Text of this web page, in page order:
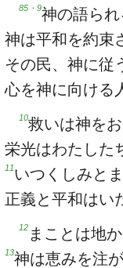
85・9神の語られ
神は平和を約束
その民、神に従
心を神に向ける
10救いは神を
栄光はわたした
11いつくしみと
正義と平和はい
12 まことは地
13神は恵みを注